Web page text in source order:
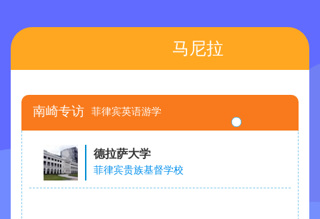
马尼拉
南崎专访 菲律宾英语游学
德拉萨大学
菲律宾贵族基督学校